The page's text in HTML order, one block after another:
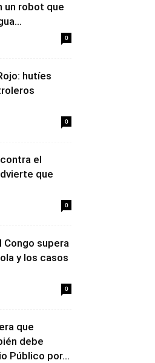
un robot que
0
hutíes
0
el
que
0
Congo supera
y los casos
0
que
debe
Público por...